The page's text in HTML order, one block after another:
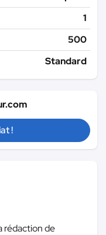
1
500
Standard
!
rédaction de